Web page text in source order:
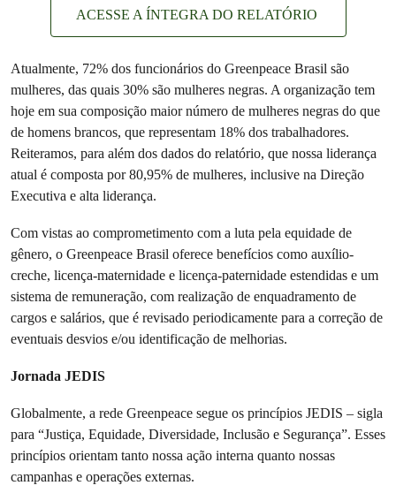
ACESSE A ÍNTEGRA DO RELATÓRIO
Atualmente, 72% dos funcionários do Greenpeace Brasil são
mulheres, das quais 30% são mulheres negras. A organização tem
hoje em sua composição maior número de mulheres negras do que
de homens brancos, que representam 18% dos trabalhadores.
Reiteramos, para além dos dados do relatório, que nossa liderança
atual é composta por 80,95% de mulheres, inclusive na Direção
Executiva e alta liderança.
Com vistas ao comprometimento com a luta pela equidade de
gênero, o Greenpeace Brasil oferece benefícios como auxílio-
creche, licença-maternidade e licença-paternidade estendidas e um
sistema de remuneração, com realização de enquadramento de
cargos e salários, que é revisado periodicamente para a correção de
eventuais desvios e/ou identificação de melhorias.
Jornada JEDIS
Globalmente, a rede Greenpeace segue os princípios JEDIS – sigla
para “Justiça, Equidade, Diversidade, Inclusão e Segurança”. Esses
princípios orientam tanto nossa ação interna quanto nossas
campanhas e operações externas.